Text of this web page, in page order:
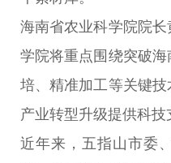
海南省农业科学院院
学院将重点围绕突破
培、精准加工等关键
产业转型升级提供科技
近年来，五指山市委